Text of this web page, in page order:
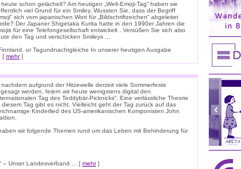
heute schon gelächelt? Am heutigen „Welt-Emoji-Tag“ haben sie
viel Grund für ein Smiley. Wussten Sie, dass der Begriff
sich vom japanischen Wort für „Bildschriftzeichen“ abgeleitet
Der Japaner Shigetaka Kurita hatte in den 1990er Jahren die
für eine Telefongesellschaft entwickelt . Versüßen Sie sich also
den Tag und verschicken Smileys ...
or Tagundnachtgleiche In unserer heutigen Ausgabe
[ mehr]
nachdem aufgrund der Hitzewelle derzeit viele Sommerfeste
werden, feiern wir heute wenigstens digital den
Tag des Teddybär-Picknicks“. Eine verlässliche Theorie
diesem Tag gibt es nicht. Vielleicht geht der Tag zurück auf das
Kinderlied des US-amerikanischen Komponisten John
wir folgende Themen rund um das Leben mit Behinderung für
– Unser Landesverband ... [ mehr]